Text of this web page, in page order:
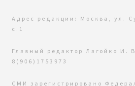
Адрес редакции: Москва, ул.
с.1
Главный редактор Лагойко И.
8(906)1753973
СМИ зарегистрировано